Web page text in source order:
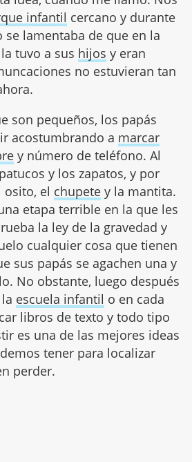
infantil cercano y durante
lamentaba de que en la
tuvo a sus hijos y eran
no estuvieran tan
son pequeños, los papás
acostumbrando a marcar
y número de teléfono. Al
y los zapatos, y por
osito, el chupetey la mantita.
etapa terrible en la que les
la ley de la gravedad y
cualquier cosa que tienen
sus papás se agachen una y
No obstante, luego después
escuela infantil o en cada
libros de texto y todo tipo
es una de las mejores ideas
tener para localizar
perder.